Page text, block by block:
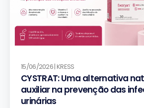
15/06/2026 | KRESS
CYSTRAT: Uma alternativa
auxiliar na prevenção das
urinárias